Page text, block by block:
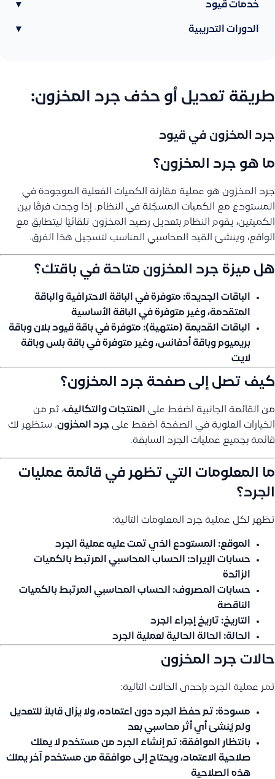
خدمات قيود ▾
الدورات التدريبية ▾
طريقة تعديل أو حذف جرد المخزون:
جرد المخزون في قيود
ما هو جرد المخزون؟
جرد المخزون هو عملية مقارنة الكميات الفعلية الموجودة في
المستودع مع الكميات المسجّلة في النظام. إذا وجدت فرقًا بين
الكميتين، يقوم النظام بتعديل رصيد المخزون تلقائيًا ليتطابق مع
الواقع، وينشئ القيد المحاسبي المناسب لتسجيل هذا الفرق.
هل ميزة جرد المخزون متاحة في باقتك؟
الباقات الجديدة: متوفرة في الباقة الاحترافية والباقة
المتقدمة، وغير متوفرة في الباقة الأساسية
الباقات القديمة (منتهية): متوفرة في باقة قيود بلان وباقة
بريميوم وباقة أدفانس، وغير متوفرة في باقة بلس وباقة
لايت
كيف تصل إلى صفحة جرد المخزون؟
من القائمة الجانبية اضغط على المنتجات والتكاليف، ثم من
الخيارات العلوية في الصفحة اضغط على جرد المخزون. ستظهر لك
قائمة بجميع عمليات الجرد السابقة.
ما المعلومات التي تظهر في قائمة عمليات
الجرد؟
تظهر لكل عملية جرد المعلومات التالية:
الموقع: المستودع الذي تمت عليه عملية الجرد
حسابات الإيراد: الحساب المحاسبي المرتبط بالكميات
الزائدة
حسابات المصروف: الحساب المحاسبي المرتبط بالكميات
الناقصة
التاريخ: تاريخ إجراء الجرد
الحالة: الحالة الحالية لعملية الجرد
حالات جرد المخزون
تمر عملية الجرد بإحدى الحالات التالية:
مسودة: تم حفظ الجرد دون اعتماده، ولا يزال قابلاً للتعديل
ولم يُنشئ أي أثر محاسبي بعد
بانتظار الموافقة: تم إنشاء الجرد من مستخدم لا يملك
صلاحية الاعتماد، ويحتاج إلى موافقة من مستخدم آخر يملك
هذه الصلاحية